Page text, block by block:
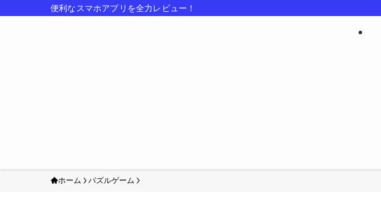
便利なスマホアプリを全力レビュー！
ホーム パズルゲーム